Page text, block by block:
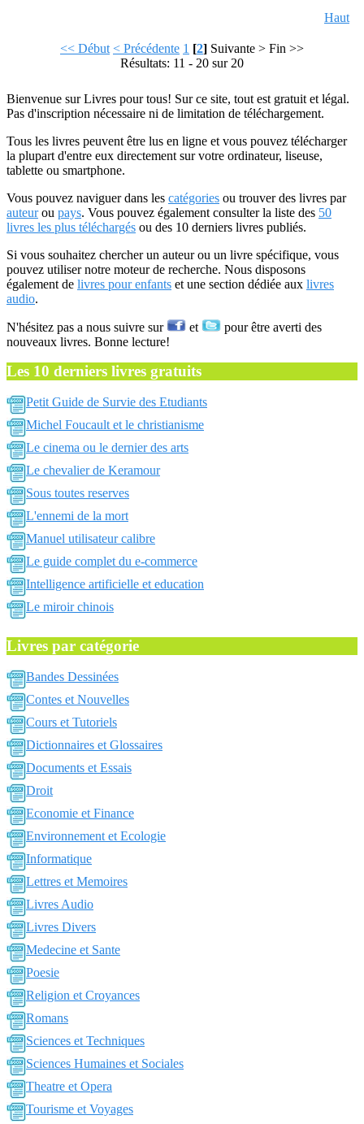
Haut
<< Début < Précédente 1 [2] Suivante > Fin >>
Résultats: 11 - 20 sur 20
Bienvenue sur Livres pour tous! Sur ce site, tout est gratuit et légal.
Pas d'inscription nécessaire ni de limitation de téléchargement.
Tous les livres peuvent être lus en ligne et vous pouvez télécharger
la plupart d'entre eux directement sur votre ordinateur, liseuse,
tablette ou smartphone.
Vous pouvez naviguer dans les catégories ou trouver des livres par
auteurou pays. Vous pouvez également consulter la liste des 50
livres les plus téléchargés ou des 10 derniers livres publiés.
Si vous souhaitez chercher un auteur ou un livre spécifique, vous
pouvez utiliser notre moteur de recherche. Nous disposons
également de livres pour enfants et une section dédiée aux livres
audio.
N'hésitez pas a nous suivre sur et
pour être averti des
nouveaux livres. Bonne lecture!
Les 10 derniers livres gratuits
Petit Guide de Survie des Etudiants
Michel Foucault et le christianisme
Le cinema ou le dernier des arts
Le chevalier de Keramour
Sous toutes reserves
L'ennemi de la mort
Manuel utilisateur calibre
Le guide complet du e-commerce
Intelligence artificielle et education
Le miroir chinois
Livres par catégorie
Bandes Dessinées
Contes et Nouvelles
Cours et Tutoriels
Dictionnaires et Glossaires
Documents et Essais
Droit
Economie et Finance
Environnement et Ecologie
Informatique
Lettres et Memoires
Livres Audio
Livres Divers
Medecine et Sante
Poesie
Religion et Croyances
Romans
Sciences et Techniques
Sciences Humaines et Sociales
Theatre et Opera
Tourisme et Voyages